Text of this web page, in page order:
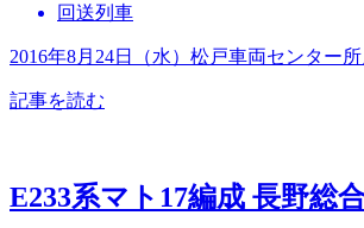
回送列車
2016年8月24日（水）松戸車両センター
記事を読む
E233系マト17編成 長野総